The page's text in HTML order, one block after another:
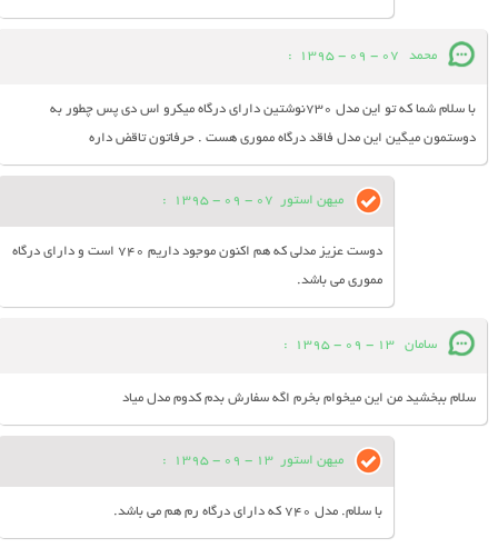
محمد 07 - 09 - 1395
:
با سلام شما که تو این مدل 730نوشتین دارای درگاه میکرو اس دی پس چطور به
دوستمون میگین این مدل فاقد درگاه مموری هست . حرفاتون تاقض داره
میهن استور 07 - 09 - 1395
:
دوست عزیز مدلی که هم اکنون موجود داریم 740 است و دارای درگاه
مموری می باشد.
سامان 13 - 09 - 1395
:
سلام ببخشید من این میخوام بخرم اگه سفارش بدم کدوم مدل میاد
میهن استور 13 - 09 - 1395
:
با سلام. مدل 740 که دارای درگاه رم هم می باشد.